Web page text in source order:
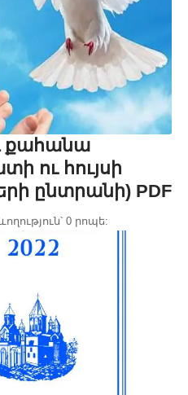
քահանա
ու հույսի
ընտրանի) PDF
0 րոպե: